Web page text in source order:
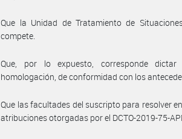
Que la Unidad de Tratamiento de
compete.
Que, por lo expuesto, corresponde
homologación, de conformidad con los
Que las facultades del suscripto para resolver
atribuciones otorgadas por el DCTO-2019-75-